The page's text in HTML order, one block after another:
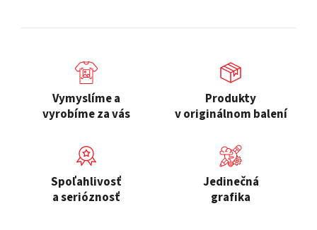
l
Vymyslíme a
vyrobíme za vás
Produkty
v originálnom balení
Spoľahlivosť
a serióznosť
Jedinečná
grafika